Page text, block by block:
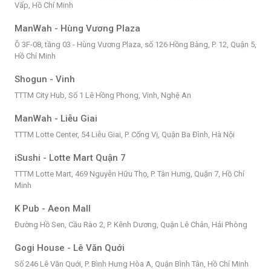
Vấp, Hồ Chí Minh
ManWah - Hùng Vương Plaza
Ô 3F-08, tầng 03 - Hùng Vương Plaza, số 126 Hồng Bàng, P. 12, Quận 5,
Hồ Chí Minh
Shogun - Vinh
TTTM City Hub, Số 1 Lê Hồng Phong, Vinh, Nghệ An
ManWah - Liễu Giai
TTTM Lotte Center, 54 Liễu Giai, P. Cống Vị, Quận Ba Đình, Hà Nội
iSushi - Lotte Mart Quận 7
TTTM Lotte Mart, 469 Nguyễn Hữu Thọ, P. Tân Hưng, Quận 7, Hồ Chí
Minh
K Pub - Aeon Mall
Đường Hồ Sen, Cầu Rào 2, P. Kênh Dương, Quận Lê Chân, Hải Phòng
Gogi House - Lê Văn Quới
Số 246 Lê Văn Quới, P. Bình Hưng Hòa A, Quận Bình Tân, Hồ Chí Minh